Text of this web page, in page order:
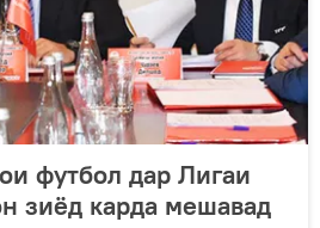
футбол дар Лигаи
зиёд карда мешавад